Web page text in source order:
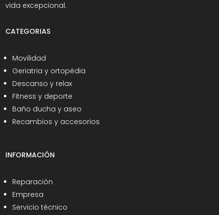
vida excepcional.
CATEGORIAS
Movilidad
Geriatria y ortopédia
Descanso y relax
Fitness y deporte
Baño ducha y aseo
Recambios y accesorios
INFORMACIÓN
Reparación
Empresa
Servicio técnico